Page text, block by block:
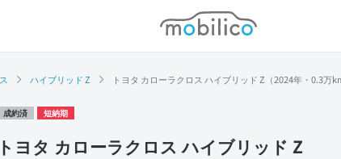
モビリコ
ハイブリッド Z トヨタ カローラクロス ハイブリッド Z（2024年・0.3万
成約済 短納期
トヨタ カローラクロス ハイブリッド Z